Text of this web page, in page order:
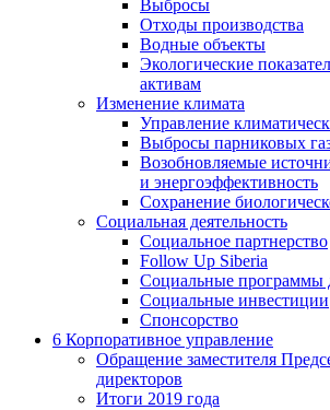
Выбросы
Отходы производства
Водные объекты
Экологические
активам
Изменение климата
Управление
Выбросы парниковых
Возобновляемые
и энергоэффективность
Сохранение
Социальная деятельность
Социальное партнерство
Follow Up Siberia
Социальные программы
Социальные инвестиции
Спонсорство
6 Корпоративное управление
Обращение заместителя
директоров
Итоги 2019 года